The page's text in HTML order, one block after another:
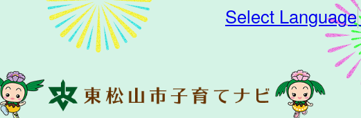
Select Language